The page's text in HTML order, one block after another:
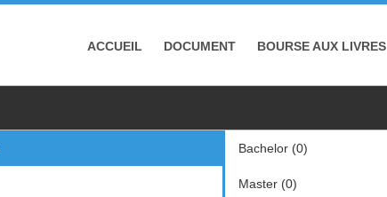
ACCUEIL DOCUMENT BOURSE AUX LIVRES
Bachelor (0)
Master (0)